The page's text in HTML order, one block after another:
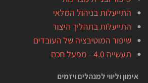
התייעלות בניהול המלאי
התייעלות בתהליך היצור
שיפור המוטיבציה של העובדים
תעשייה 4.0 - מפעל חכם
אימון וליווי למנהלים ויזמים